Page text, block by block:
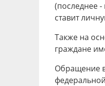
(последнее
ставит
Также на
граждане
Обращение